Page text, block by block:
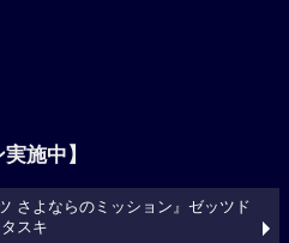
施中】
さよならのミッション』ゼッツド
スキ